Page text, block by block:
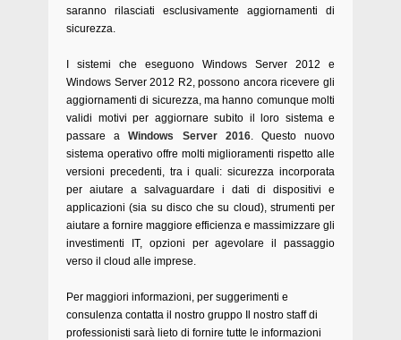
saranno rilasciati esclusivamente aggiornamenti di
sicurezza.
I sistemi che eseguono Windows Server 2012 e
Windows Server 2012 R2, possono ancora ricevere gli
aggiornamenti di sicurezza, ma hanno comunque molti
validi motivi per aggiornare subito il loro sistema e
passare aWindows Server 2016. Questo nuovo
sistema operativo offre molti miglioramenti rispetto alle
versioni precedenti, tra i quali: sicurezza incorporata
per aiutare a salvaguardare i dati di dispositivi e
applicazioni (sia su disco che su cloud), strumenti per
aiutare a fornire maggiore efficienza e massimizzare gli
investimenti IT, opzioni per agevolare il passaggio
verso il cloud alle imprese.
Per maggiori informazioni, per suggerimenti e
consulenza contatta il nostro gruppo Il nostro staff di
professionisti sarà lieto di fornire tutte le informazioni